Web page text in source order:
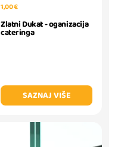
1,00 €
Zlatni Dukat - oganizacija
cateringa
SAZNAJ VIŠE